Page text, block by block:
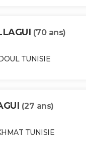
(70 ans)
TUNISIE
(27 ans)
TUNISIE